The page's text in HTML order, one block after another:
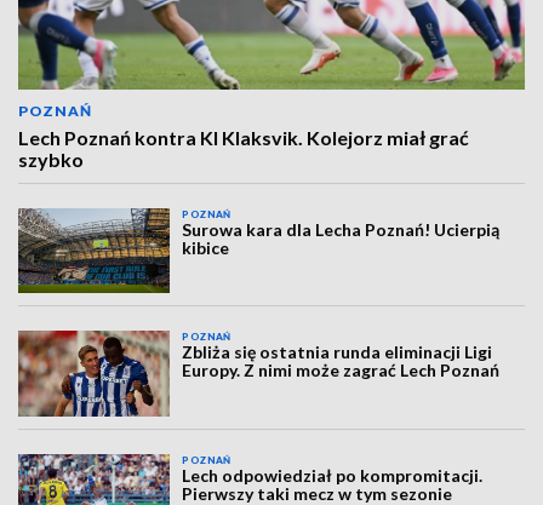
POZNAŃ
Lech Poznań kontra KI Klaksvik. Kolejorz miał grać
szybko
POZNAŃ
Surowa kara dla Lecha Poznań! Ucierpią
kibice
POZNAŃ
Zbliża się ostatnia runda eliminacji Ligi
Europy. Z nimi może zagrać Lech Poznań
POZNAŃ
Lech odpowiedział po kompromitacji.
Pierwszy taki mecz w tym sezonie